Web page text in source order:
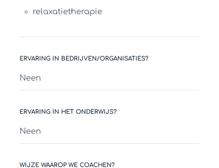
relaxatietherapie
ERVARING IN BEDRIJVEN/ORGANISATIES?
Neen
ERVARING IN HET ONDERWIJS?
Neen
WIJZE WAAROP WE COACHEN?